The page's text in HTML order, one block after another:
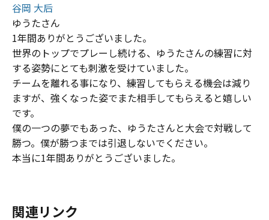
谷岡 大后
ゆうたさん
1年間ありがとうございました。
世界のトップでプレーし続ける、ゆうたさんの練習に対
する姿勢にとても刺激を受けていました。
チームを離れる事になり、練習してもらえる機会は減り
ますが、強くなった姿でまた相手してもらえると嬉しい
です。
僕の一つの夢でもあった、ゆうたさんと大会で対戦して
勝つ。僕が勝つまでは引退しないでください。
本当に1年間ありがとうございました。
関連リンク